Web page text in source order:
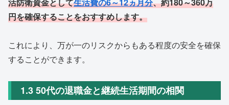
円を確保することをおすすめします。
これにより、万が一のリスクからもある程度の安全を確保
することができます。
1.3 50代の退職金と継続生活期間の相関